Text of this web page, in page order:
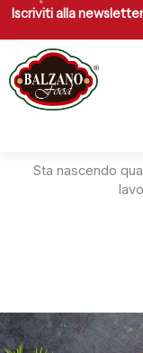
Vai
contenuto
Iscriviti alla
Sta nascendo